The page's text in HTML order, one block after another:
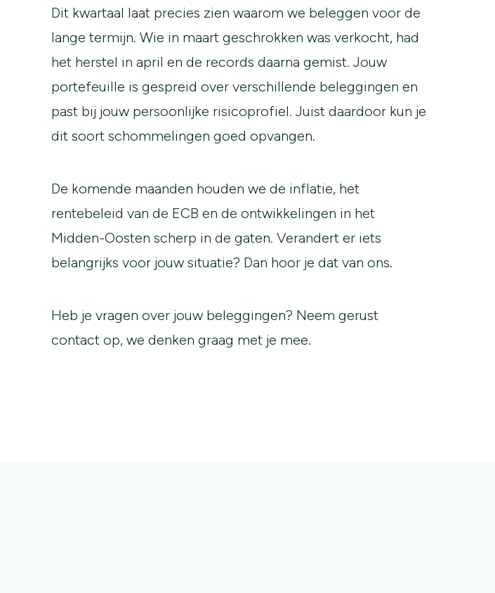
Dit kwartaal laat precies zien waarom we beleggen voor de
lange termijn. Wie in maart geschrokken was verkocht, had
het herstel in april en de records daarna gemist. Jouw
portefeuille is gespreid over verschillende beleggingen en
past bij jouw persoonlijke risicoprofiel. Juist daardoor kun je
dit soort schommelingen goed opvangen.
De komende maanden houden we de inflatie, het
rentebeleid van de ECB en de ontwikkelingen in het
Midden-Oosten scherp in de gaten. Verandert er iets
belangrijks voor jouw situatie? Dan hoor je dat van ons.
Heb je vragen over jouw beleggingen? Neem gerust
contact op, we denken graag met je mee.